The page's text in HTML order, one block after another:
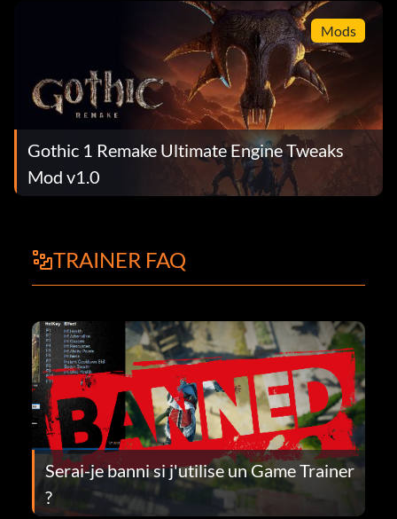
Mods
Gothic 1 Remake Ultimate Engine Tweaks
Mod v1.0
TRAINER FAQ
Serai-je banni si j'utilise un Game Trainer
?